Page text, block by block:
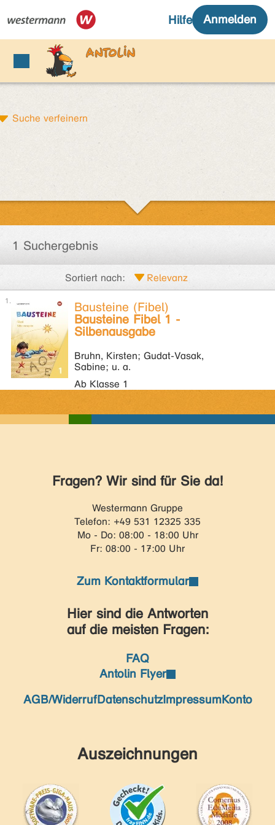
Suche verfeinern
1 Suchergebnis
Sortiert nach:
Bausteine (Fibel)
Bausteine Fibel 1 -
Silbenausgabe
Bruhn, Kirsten; Gudat-Vasak,
Sabine; u. a.
Ab Klasse 1